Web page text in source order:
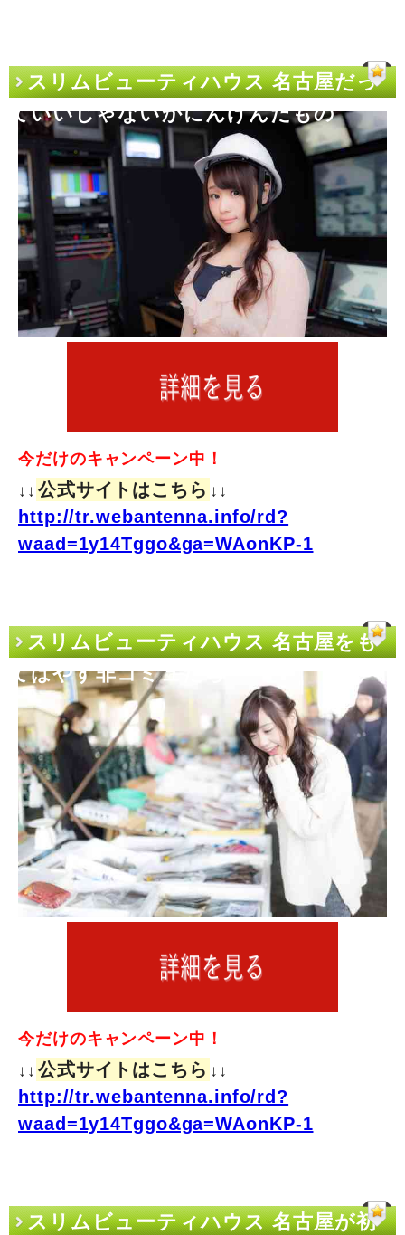
スリムビューティハウス 名古屋だっ
ていいじゃないかにんげんだもの
今だけのキャンペーン中！
↓↓ 公式サイトはこちら ↓↓
http://tr.webantenna.info/rd?
waad=1y14Tggo&ga=WAonKP-1
スリムビューティハウス 名古屋をも
てはやす非コミュたち
今だけのキャンペーン中！
↓↓ 公式サイトはこちら ↓↓
http://tr.webantenna.info/rd?
waad=1y14Tggo&ga=WAonKP-1
スリムビューティハウス 名古屋が初